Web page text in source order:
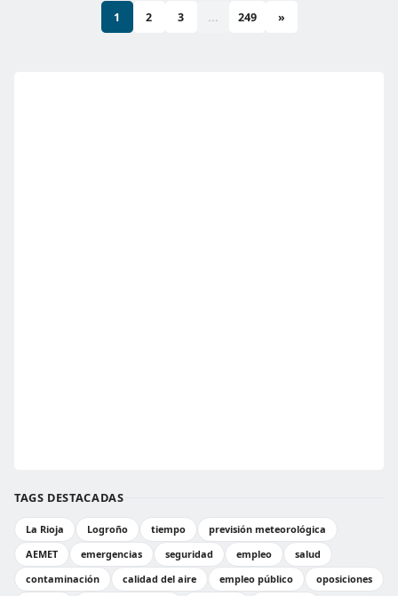
1 2 3 ... 249 »
TAGS DESTACADAS
La Rioja Logroño tiempo
previsión meteorológica
AEMET
emergencias seguridad empleo
salud
contaminación
calidad del aire empleo público
oposiciones